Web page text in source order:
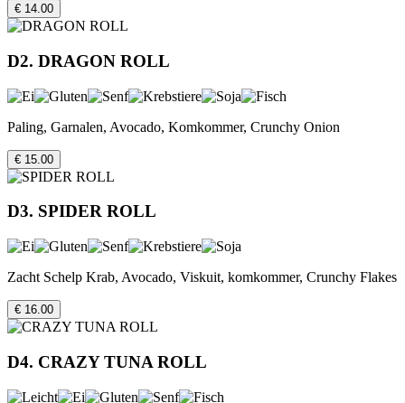
€ 14.00
D2. DRAGON ROLL
Paling, Garnalen, Avocado, Komkommer, Crunchy Onion
€ 15.00
D3. SPIDER ROLL
Zacht Schelp Krab, Avocado, Viskuit, komkommer, Crunchy Flakes
€ 16.00
D4. CRAZY TUNA ROLL